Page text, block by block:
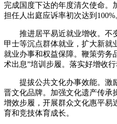
完成国度下达的年度清欠使命。
担任人出庭应诉率初次达到100%
推进居平易近就业增收。不
甲士等沉点群体就业，扩大新就
就业办事和权益保障。鞭策劳务
术出息”培训步履。落实好增收
提拔公共文化办事效能。激
晋文化品牌。加强文化遗产传承
增效步履，开展群众文化惠平易
育和竞技体育成长。